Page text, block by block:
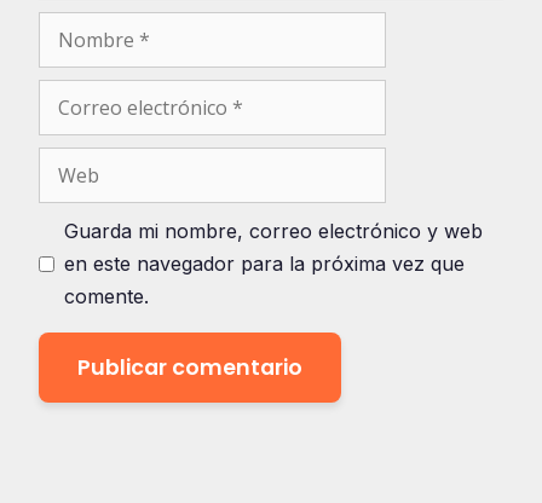
Nombre
Correo
Web
Guarda mi nombre, correo electrónico y web
en este navegador para la próxima vez que
comente.